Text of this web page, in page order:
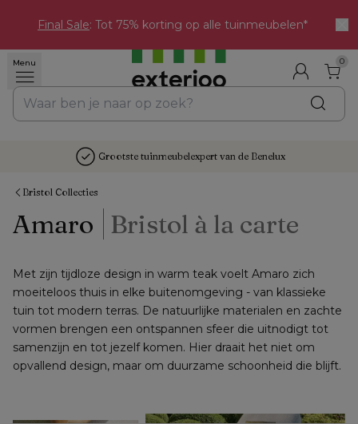
Final Sale: Tot 75% korting op alle tuinmeubelen*
Menu 0
Grootste tuinmeubelexpert van de Benelux
Bristol Collecties
Amaro Bristol à la carte
Met zijn tijdloze design in warm teak voelt Amaro zich
moeiteloos thuis in elke buitenomgeving - van klassieke
tuin tot modern terras. De natuurlijke materialen en zachte
vormen brengen een ontspannen sfeer die uitnodigt tot
samenzijn en tot jezelf komen. Hier draait het niet om
opvallend design, maar om duurzame schoonheid die blijft.